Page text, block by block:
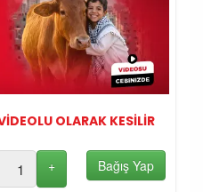
OLARAK KESİLİR
+ Bağış Yap